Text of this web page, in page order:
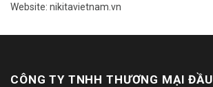
Website: nikitavietnam.vn
CÔNG TY TNHH THƯƠNG MẠI